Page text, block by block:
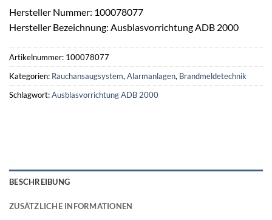
Hersteller Nummer: 100078077
Hersteller Bezeichnung: Ausblasvorrichtung ADB 2000
Artikelnummer: 100078077
Kategorien: Rauchansaugsystem, Alarmanlagen, Brandmeldetechnik
Schlagwort:Ausblasvorrichtung ADB 2000
BESCHREIBUNG
ZUSÄTZLICHE INFORMATIONEN